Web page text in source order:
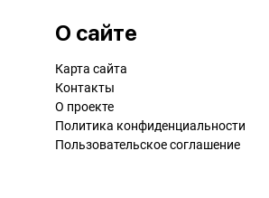
О сайте
Карта сайта
Контакты
О проекте
Политика конфиденциальности
Пользовательское соглашение